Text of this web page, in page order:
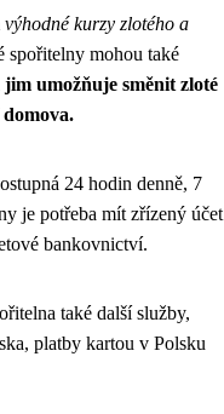
výhodné kurzy zlotého a
spořitelny mohou také
umožňuje směnit zloté
24 hodin denně, 7
je potřeba mít zřízený účet
bankovnictví.
také další služby,
platby kartou v Polsku